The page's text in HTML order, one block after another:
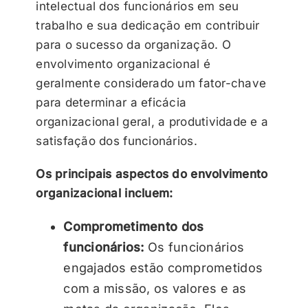
intelectual dos funcionários em seu
trabalho e sua dedicação em contribuir
para o sucesso da organização. O
envolvimento organizacional é
geralmente considerado um fator-chave
para determinar a eficácia
organizacional geral, a produtividade e a
satisfação dos funcionários.
Os principais aspectos do envolvimento
organizacional incluem:
Comprometimento dos
funcionários: Os funcionários
engajados estão comprometidos
com a missão, os valores e as